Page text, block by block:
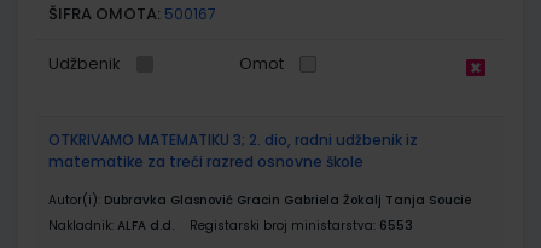
ŠIFRA OMOTA: 500167
Udžbenik Omot
OTKRIVAMO MATEMATIKU 3; 2. dio, radni udžbenik iz
matematike za treći razred osnovne škole
Autor(i): Dubravka Glasnović Gracin Gabriela Žokalj Tanja Soucie
Nakladnik: ALFA d.d. Registarski broj ministarstva: 6553